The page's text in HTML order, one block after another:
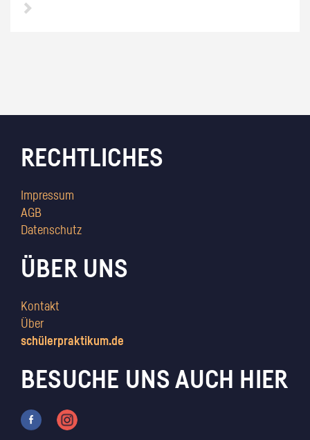
RECHTLICHES
Impressum
AGB
Datenschutz
ÜBER UNS
Kontakt
Über
schülerpraktikum.de
BESUCHE UNS AUCH HIER